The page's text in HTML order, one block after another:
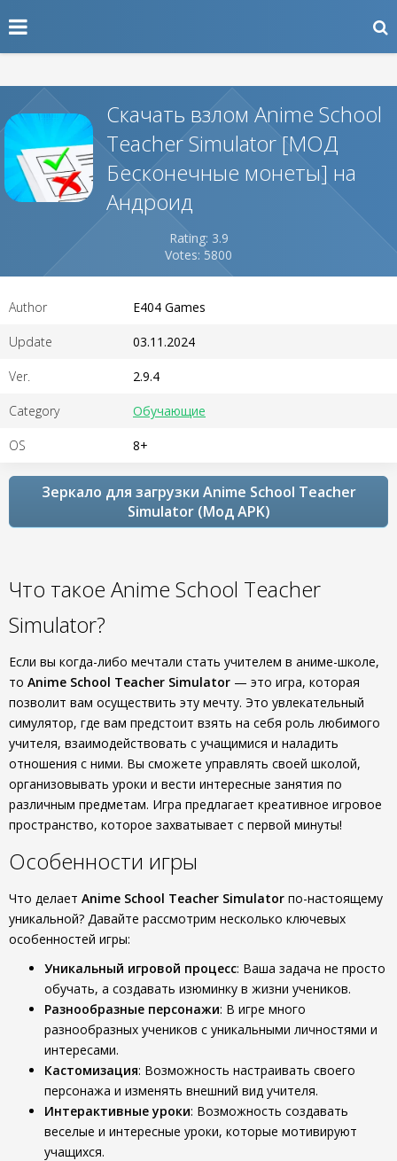
Скачать взлом Anime School
Teacher Simulator [МОД
Бесконечные монеты] на
Андроид
Rating: 3.9
Votes: 5800
Author E404 Games
Update 03.11.2024
Ver. 2.9.4
Category Обучающие
OS 8+
Зеркало для загрузки Anime School Teacher
Simulator (Мод APK)
Что такое Anime School Teacher
Simulator?
Если вы когда-либо мечтали стать учителем в аниме-школе,
то Anime School Teacher Simulator — это игра, которая
позволит вам осуществить эту мечту. Это увлекательный
симулятор, где вам предстоит взять на себя роль любимого
учителя, взаимодействовать с учащимися и наладить
отношения с ними. Вы сможете управлять своей школой,
организовывать уроки и вести интересные занятия по
различным предметам. Игра предлагает креативное игровое
пространство, которое захватывает с первой минуты!
Особенности игры
Что делает Anime School Teacher Simulator по-настоящему
уникальной? Давайте рассмотрим несколько ключевых
особенностей игры:
Уникальный игровой процесс: Ваша задача не просто
обучать, а создавать изюминку в жизни учеников.
Разнообразные персонажи: В игре много
разнообразных учеников с уникальными личностями и
интересами.
Кастомизация: Возможность настраивать своего
персонажа и изменять внешний вид учителя.
Интерактивные уроки: Возможность создавать
веселые и интересные уроки, которые мотивируют
учащихся.